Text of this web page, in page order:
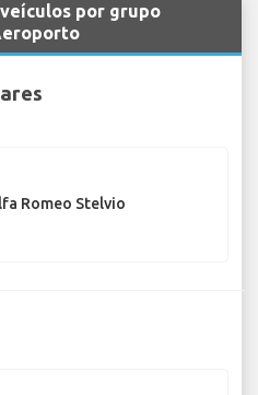
por grupo
Romeo Stelvio